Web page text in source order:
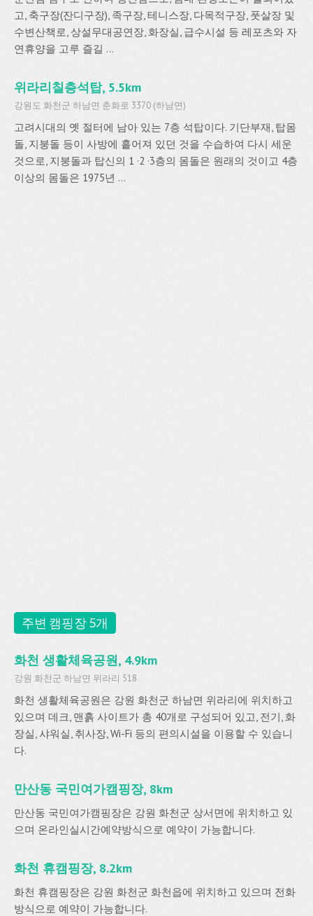
고, 축구장(잔디구장), 족구장, 테니스장, 다목적구장, 풋살장 및
수변산책로, 상설무대공연장, 화장실, 급수시설 등 레포츠와 자
연휴양을 고루 즐길 ...
위라리칠층석탑, 5.5km
강원도 화천군 하남면 춘화로 3370 (하남면)
고려시대의 옛 절터에 남아 있는 7층 석탑이다. 기단부재, 탑몸
돌, 지붕돌 등이 사방에 흩어져 있던 것을 수습하여 다시 세운
것으로, 지붕돌과 탑신의 1 ·2 ·3층의 몸돌은 원래의 것이고 4층
이상의 몸돌은 1975년 ...
주변 캠핑장 5개
화천 생활체육공원, 4.9km
강원 화천군 하남면 위라리 518
화천 생활체육공원은 강원 화천군 하남면 위라리에 위치하고
있으며 데크, 맨흙 사이트가 총 40개로 구성되어 있고, 전기, 화
장실, 샤워실, 취사장, Wi-Fi 등의 편의시설을 이용할 수 있습니
다.
만산동 국민여가캠핑장, 8km
만산동 국민여가캠핑장은 강원 화천군 상서면에 위치하고 있
으며 온라인실시간예약방식으로 예약이 가능합니다.
화천 휴캠핑장, 8.2km
화천 휴캠핑장은 강원 화천군 화천읍에 위치하고 있으며 전화
방식으로 예약이 가능합니다.